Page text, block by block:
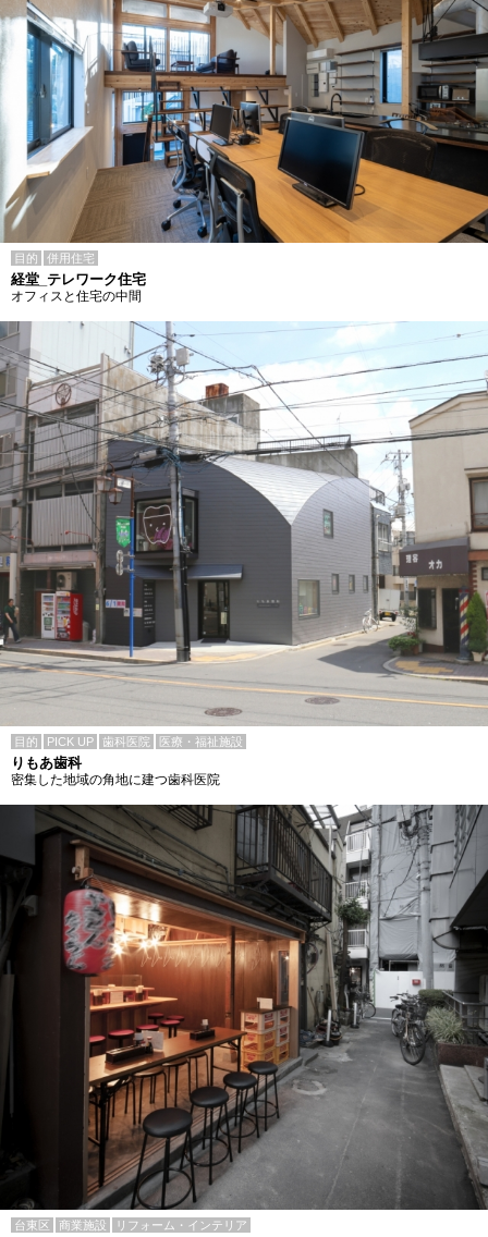
目的 併用住宅
経堂_テレワーク住宅
オフィスと住宅の中間
目的 PICK UP 歯科医院 医療・福祉施設
りもあ歯科
密集した地域の角地に建つ歯科医院
台東区 商業施設 リフォーム・インテリア